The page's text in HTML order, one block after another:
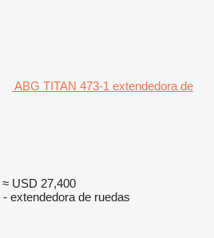
ABG TITAN 473-1 extendedora de
≈ USD 27,400
extendedora de ruedas